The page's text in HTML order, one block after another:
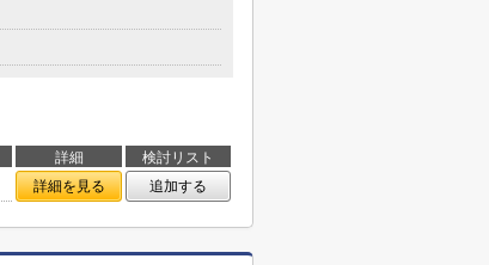
詳細
検討リスト
詳細を見る 追加する